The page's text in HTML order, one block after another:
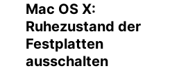
Mac OS X:
Ruhezustand der
Festplatten
ausschalten